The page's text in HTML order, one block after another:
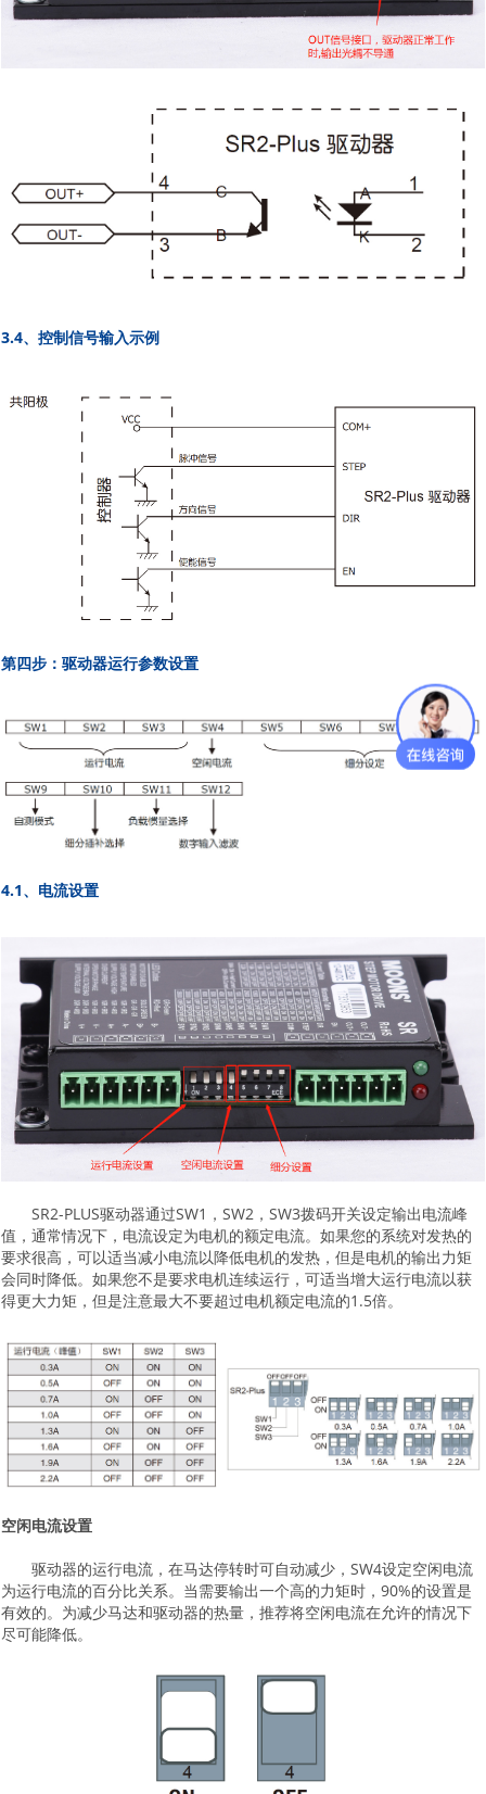
3.4、控制信号输入示例
第四步：驱动器运行参数设置
4.1、电流设置
SR2-PLUS驱动器通过SW1，SW2，SW3拨码开关设定输出电流峰
值，通常情况下，电流设定为电机的额定电流。如果您的系统对发热的
要求很高，可以适当减小电流以降低电机的发热，但是电机的输出力矩
会同时降低。如果您不是要求电机连续运行，可适当增大运行电流以获
得更大力矩，但是注意最大不要超过电机额定电流的1.5倍。
空闲电流设置
驱动器的运行电流，在马达停转时可自动减少，SW4设定空闲电流
为运行电流的百分比关系。当需要输出一个高的力矩时，90%的设置是
有效的。为减少马达和驱动器的热量，推荐将空闲电流在允许的情况下
尽可能降低。